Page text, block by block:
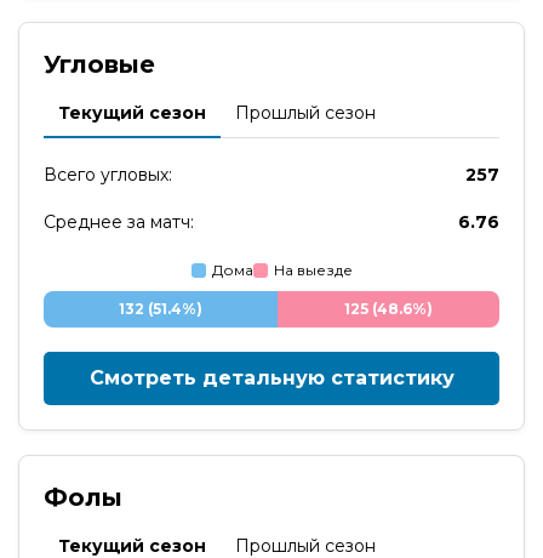
Угловые
Текущий сезон Прошлый сезон
Всего угловых: 257
Среднее за матч: 6.76
Дома На выезде
132 (51.4%) 125 (48.6%)
Смотреть детальную статистику
Фолы
Текущий сезон Прошлый сезон